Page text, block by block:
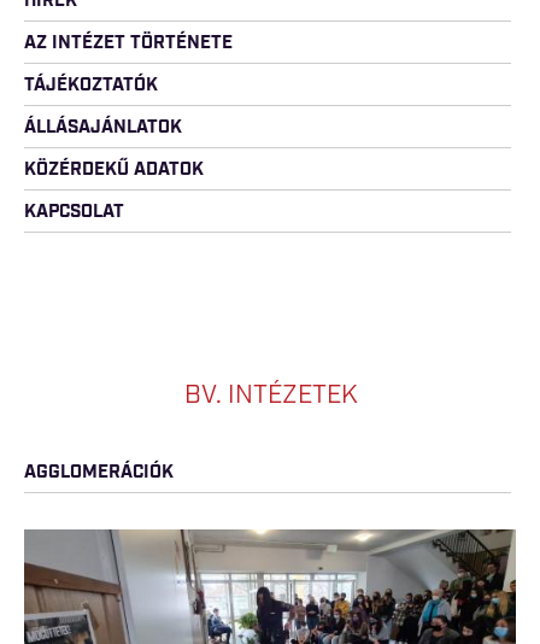
AZ INTÉZET TÖRTÉNETE
TÁJÉKOZTATÓK
ÁLLÁSAJÁNLATOK
KÖZÉRDEKŰ ADATOK
KAPCSOLAT
BV. INTÉZETEK
AGGLOMERÁCIÓK